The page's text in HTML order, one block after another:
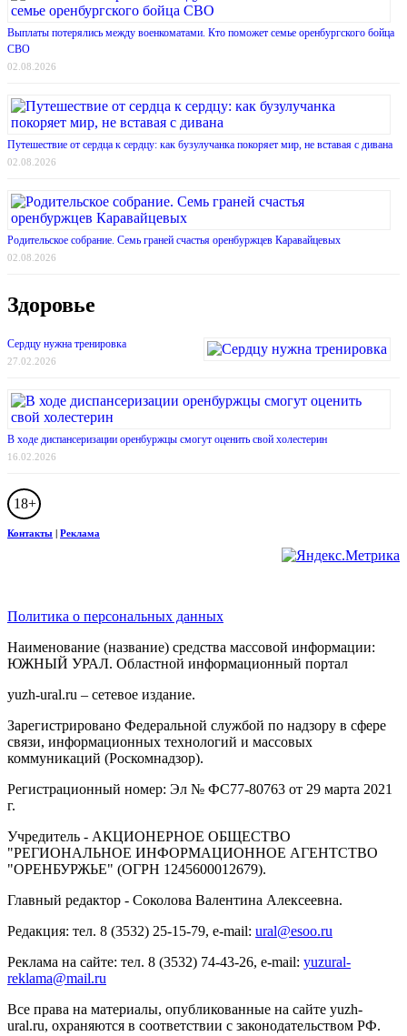
Выплаты потерялись между военкоматами. Кто поможет семье оренбургского бойца
СВО
02.08.2026
Путешествие от сердца к сердцу: как бузулучанка покоряет мир, не вставая с дивана
02.08.2026
Родительское собрание. Семь граней счастья оренбуржцев Каравайцевых
02.08.2026
Здоровье
Сердцу нужна тренировка
27.02.2026
В ходе диспансеризации оренбуржцы смогут оценить свой холестерин
16.02.2026
18+
Контакты | Реклама
Политика о персональных данных
Наименование (название) средства массовой информации:
ЮЖНЫЙ УРАЛ. Областной информационный портал
yuzh-ural.ru – сетевое издание.
Зарегистрировано Федеральной службой по надзору в сфере
связи, информационных технологий и массовых
коммуникаций (Роскомнадзор).
Регистрационный номер: Эл № ФС77-80763 от 29 марта 2021
г.
Учредитель - АКЦИОНЕРНОЕ ОБЩЕСТВО
"РЕГИОНАЛЬНОЕ ИНФОРМАЦИОННОЕ АГЕНТСТВО
"ОРЕНБУРЖЬЕ" (ОГРН 1245600012679).
Главный редактор - Соколова Валентина Алексеевна.
Редакция: тел. 8 (3532) 25-15-79, e-mail: ural@esoo.ru
Реклама на сайте: тел. 8 (3532) 74-43-26, e-mail: yuzural-
reklama@mail.ru
Все права на материалы, опубликованные на сайте yuzh-
ural.ru, охраняются в соответствии с законодательством РФ.